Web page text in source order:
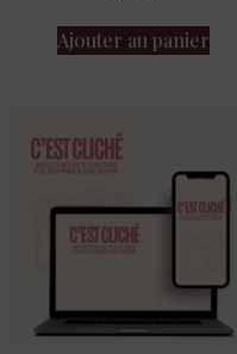
Ajouter au panier